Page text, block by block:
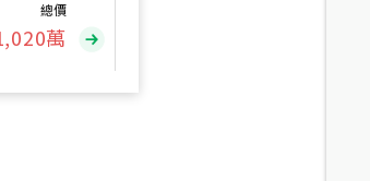
1,020萬